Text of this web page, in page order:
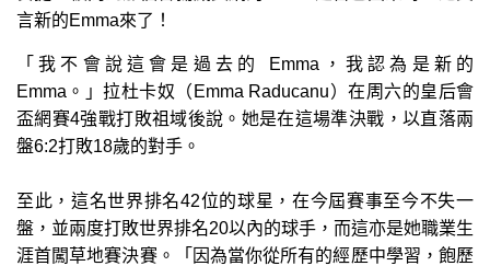
言新的Emma來了！
「我不會說這會是過去的 Emma，我認為是新的
Emma。」拉杜卡奴（Emma Raducanu）在周六的皇后會
盃網賽4強戰打敗祖域後說。她是在這場準決戰，以直落兩
盤6:2打敗18歲的對手。
至此，這名世界排名42位的球星，在今屆賽事至今不失一
盤，並兩度打敗世界排名20以內的球手，而這亦是她職業生
涯首闖草地賽決賽。「因為當你從所有的經歷中學習，飽歷